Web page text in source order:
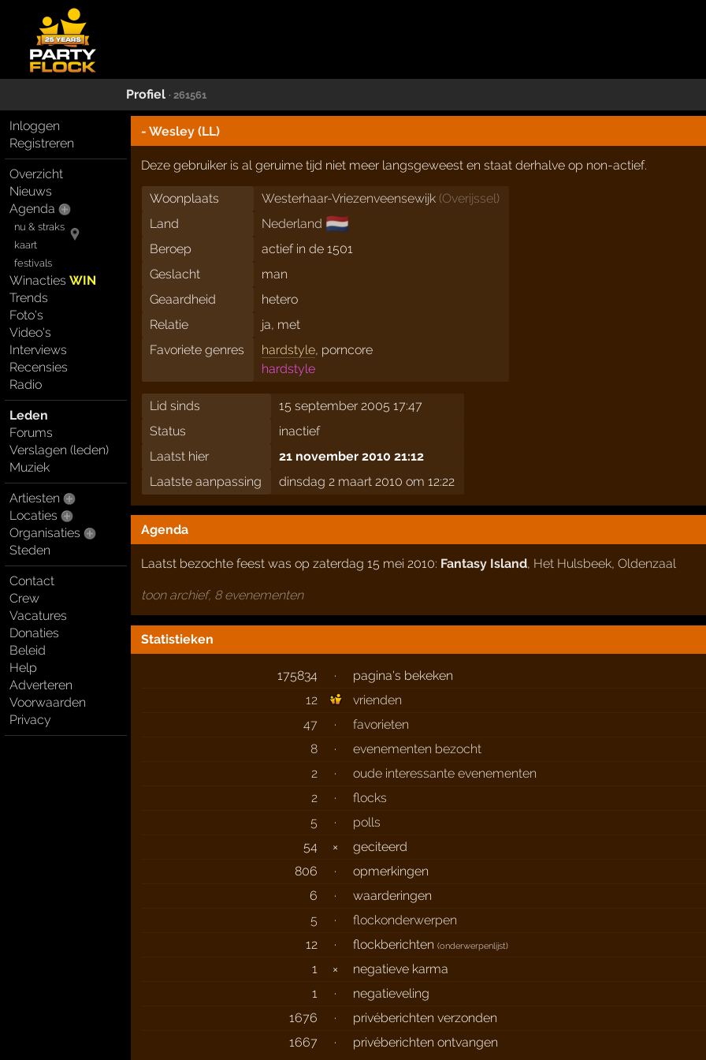
Profiel · 261561
Inloggen
Registreren
Overzicht
Nieuws
Agenda
nu & straks
kaart
festivals
WinactiesWIN
Trends
Foto's
Video's
Interviews
Recensies
Radio
Leden
Forums
Verslagen (leden)
Muziek
Artiesten
Locaties
Organisaties
Steden
Contact
Crew
Vacatures
Donaties
Beleid
Help
Adverteren
Voorwaarden
Privacy
- Wesley (LL)
Deze gebruiker is al geruime tijd niet meer langsgeweest en staat derhalve op non-actief.
Woonplaats Westerhaar-Vriezenveensewijk (Overijssel)
Land
Nederland 🇳🇱
Beroep
actief in de 1501
Geslacht
man
Geaardheid
hetero
Relatie
ja, met
Favoriete genres
hardstyle, porncore
hardstyle
Lid sinds
15 september 2005 17:47
Status
inactief
Laatst hier
21 november 2010 21:12
Laatste aanpassing
dinsdag 2 maart 2010 om 12:22
Agenda
Laatst bezochte feest was op zaterdag 15 mei 2010: Fantasy Island, Het Hulsbeek, Oldenzaal
toon archief, 8 evenementen
Statistieken
175834 ·
pagina's bekeken
12
vrienden
47
·
favorieten
8
·
evenementen bezocht
2
·
oude interessante evenementen
2
·
flocks
5
·
polls
54
×
geciteerd
806
·
opmerkingen
6
·
waarderingen
5
·
flockonderwerpen
12
· flockberichten(onderwerpenlijst)
1 ×
negatieve karma
1
·
negatieveling
1676
·
privéberichten verzonden
1667
· privéberichten ontvangen